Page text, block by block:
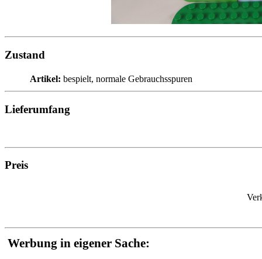
Zustand
Artikel: bespielt, normale Gebrauchsspuren
Lieferumfang
Preis
Werbung in eigener Sache: